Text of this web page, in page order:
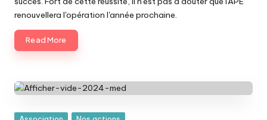
n
d
e
p
a
renouvellera l'opération l'année prochaine.
Read More